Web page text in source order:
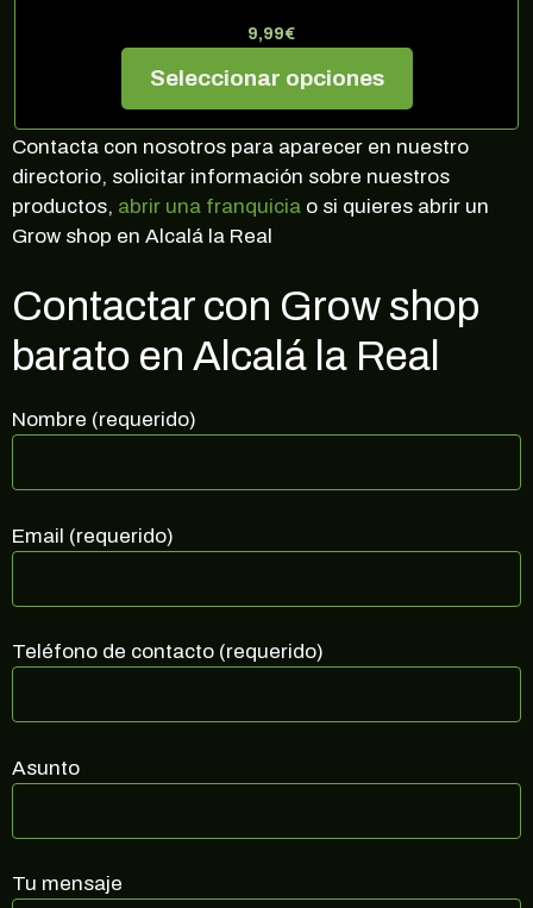
9,99€
Seleccionar opciones
Contacta con nosotros para aparecer en nuestro
directorio, solicitar información sobre nuestros
productos, abrir una franquicia o si quieres abrir un
Grow shop en Alcalá la Real
Contactar con Grow shop
barato en Alcalá la Real
Nombre (requerido)
Email (requerido)
Teléfono de contacto (requerido)
Asunto
Tu mensaje
al corriente de ofertas exclusivas, noticias,
SUSCRIBIRME
no, gracias